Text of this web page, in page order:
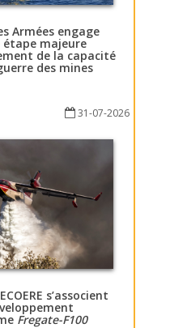
Armées engage
étape majeure
de la capacité
des mines
31-07-2026
s’associent
Fregate-F100